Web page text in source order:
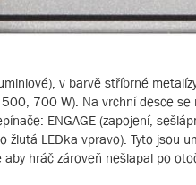
v barvě stříbrné
700 W). Na vrchní desce
ENGAGE (zapojení,
žlutá LEDka vpravo). Tyto jsou
hráč zároveň nešlapal po